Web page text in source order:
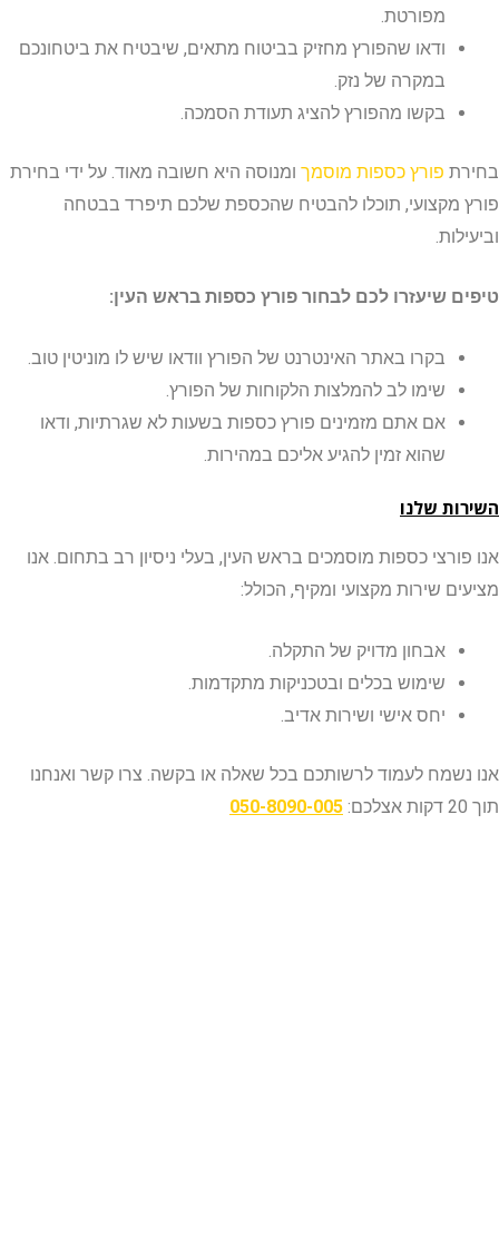
מפורטת.
ודאו שהפורץ מחזיק בביטוח מתאים, שיבטיח את ביטחונכם
במקרה של נזק.
בקשו מהפורץ להציג תעודת הסמכה.
פורץ כספות מוסמךומנוסה היא חשובה מאוד. על ידי בחירת
מקצועי, תוכלו להבטיח שהכספת שלכם תיפרד בבטחה
שיעזרו לכם לבחור פורץ כספות בראש העין:
בקרו באתר האינטרנט של הפורץ וודאו שיש לו מוניטין טוב.
שימו לב להמלצות הלקוחות של הפורץ.
אם אתם מזמינים פורץ כספות בשעות לא שגרתיות, ודאו
שהוא זמין להגיע אליכם במהירות.
שלנו
כספות מוסמכים בראש העין, בעלי ניסיון רב בתחום. אנו
שירות מקצועי ומקיף, הכולל:
אבחון מדויק של התקלה.
שימוש בכלים ובטכניקות מתקדמות.
יחס אישי ושירות אדיב.
לעמוד לרשותכם בכל שאלה או בקשה. צרו קשר ואנחנו
050-8090-005